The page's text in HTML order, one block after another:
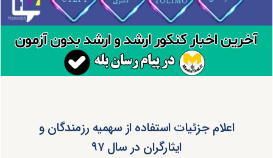
اعلام جزئیات استفاده از سهمیه رزمندگان و
ایثارگران در سال ۹۷